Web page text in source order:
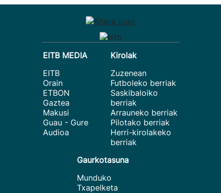
EITB MEDIA
EITB
Orain
ETBON
Gaztea
Makusi
Guau - Gure
Audioa
Kirolak
Zuzenean
Futboleko berriak
Saskibaloiko
berriak
Arrauneko berriak
Pilotako berriak
Herri-kirolakeko
berriak
Gaurkotasuna
Munduko
Txapelketa